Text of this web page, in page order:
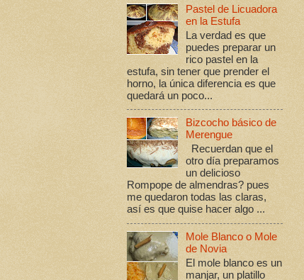
Pastel de Licuadora
en la Estufa
La verdad es que
puedes preparar un
rico pastel en la
estufa, sin tener que prender el
horno, la única diferencia es que
quedará un poco...
Bizcocho básico de
Merengue
Recuerdan que el
otro día preparamos
un delicioso
Rompope de almendras? pues
me quedaron todas las claras,
así es que quise hacer algo ...
Mole Blanco o Mole
de Novia
El mole blanco es un
manjar, un platillo